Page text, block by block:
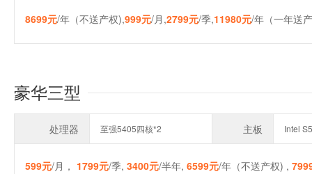
8699元/年（不送产权),999元/月,2799元/季,11980元/年（一年送
豪华三型
处理器 至强5405四核*2 主板 Intel
599元/月， 1799元/季, 3400元/半年, 6599元/年（不送产权) ,